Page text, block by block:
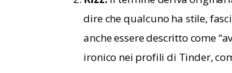
dire che qualcuno ha stile,
anche essere descritto come
ironico nei profili di Tinder,